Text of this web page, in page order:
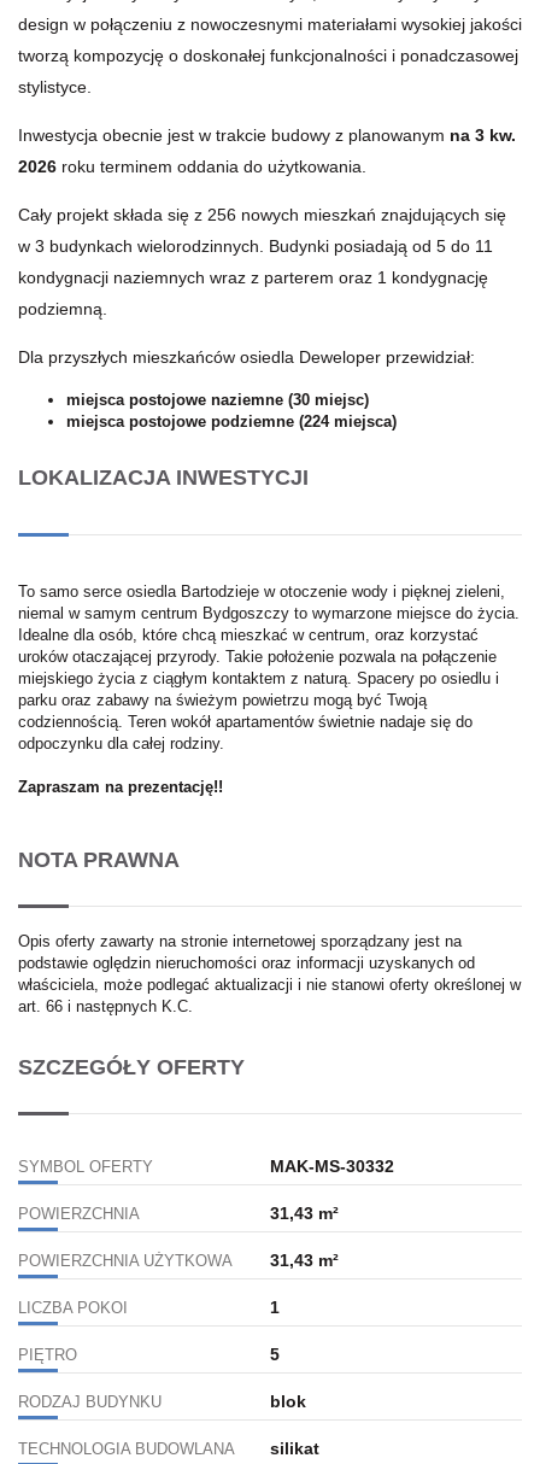
design w połączeniu z nowoczesnymi materiałami wysokiej jakości
tworzą kompozycję o doskonałej funkcjonalności i ponadczasowej
stylistyce.
Inwestycja obecnie jest w trakcie budowy z planowanym na 3 kw.
2026 roku terminem oddania do użytkowania.
Cały projekt składa się z 256 nowych mieszkań znajdujących się
w 3 budynkach wielorodzinnych. Budynki posiadają od 5 do 11
kondygnacji naziemnych wraz z parterem oraz 1 kondygnację
podziemną.
Dla przyszłych mieszkańców osiedla Deweloper przewidział:
miejsca postojowe naziemne (30 miejsc)
miejsca postojowe podziemne (224 miejsca)
LOKALIZACJA INWESTYCJI
To samo serce osiedla Bartodzieje w otoczenie wody i pięknej zieleni,
niemal w samym centrum Bydgoszczy to wymarzone miejsce do życia.
Idealne dla osób, które chcą mieszkać w centrum, oraz korzystać
uroków otaczającej przyrody. Takie położenie pozwala na połączenie
miejskiego życia z ciągłym kontaktem z naturą. Spacery po osiedlu i
parku oraz zabawy na świeżym powietrzu mogą być Twoją
codziennością. Teren wokół apartamentów świetnie nadaje się do
odpoczynku dla całej rodziny.
Zapraszam na prezentację!!
NOTA PRAWNA
Opis oferty zawarty na stronie internetowej sporządzany jest na
podstawie oględzin nieruchomości oraz informacji uzyskanych od
właściciela, może podlegać aktualizacji i nie stanowi oferty określonej w
art. 66 i następnych K.C.
SZCZEGÓŁY OFERTY
SYMBOL OFERTY MAK-MS-30332
POWIERZCHNIA 31,43 m²
POWIERZCHNIA UŻYTKOWA 31,43 m²
LICZBA POKOI 1
PIĘTRO 5
RODZAJ BUDYNKU blok
TECHNOLOGIA BUDOWLANA silikat